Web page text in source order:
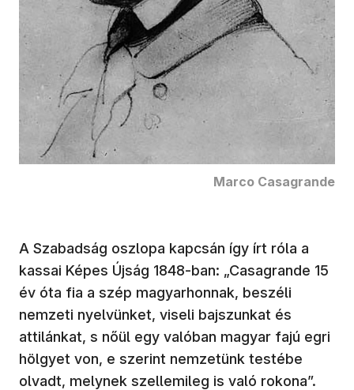
Marco Casagrande
A Szabadság oszlopa kapcsán így írt róla a
kassai Képes Újság 1848-ban: „Casagrande 15
év óta fia a szép magyarhonnak, beszéli
nemzeti nyelvünket, viseli bajszunkat és
attilánkat, s nőül egy valóban magyar fajú egri
hölgyet von, e szerint nemzetünk testébe
olvadt, melynek szellemileg is való rokona”.